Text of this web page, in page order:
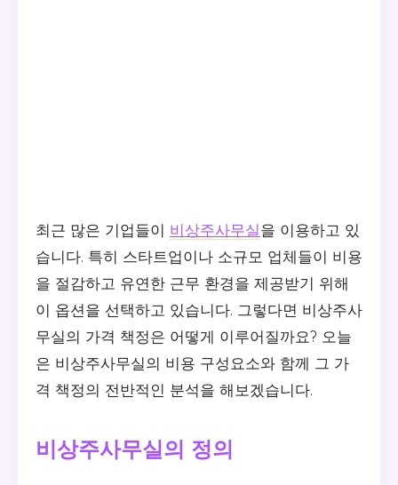
최근 많은 기업들이 비상주사무실을 이용하고 있
습니다. 특히 스타트업이나 소규모 업체들이 비용
을 절감하고 유연한 근무 환경을 제공받기 위해
이 옵션을 선택하고 있습니다. 그렇다면 비상주사
무실의 가격 책정은 어떻게 이루어질까요? 오늘
은 비상주사무실의 비용 구성요소와 함께 그 가
격 책정의 전반적인 분석을 해보겠습니다.
비상주사무실의 정의